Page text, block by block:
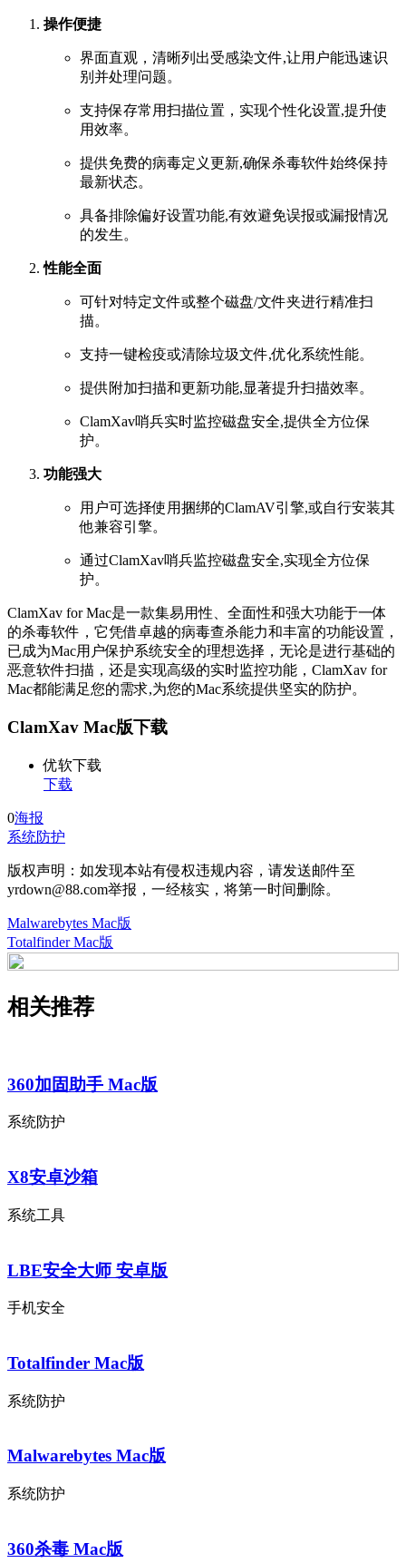
操作便捷
界面直观，清晰列出受感染文件,让用户能迅速识
别并处理问题。
支持保存常用扫描位置，实现个性化设置,提升使
用效率。
提供免费的病毒定义更新,确保杀毒软件始终保持
最新状态。
具备排除偏好设置功能,有效避免误报或漏报情况
的发生。
性能全面
可针对特定文件或整个磁盘/文件夹进行精准扫
描。
支持一键检疫或清除垃圾文件,优化系统性能。
提供附加扫描和更新功能,显著提升扫描效率。
ClamXav哨兵实时监控磁盘安全,提供全方位保
护。
功能强大
用户可选择使用捆绑的ClamAV引擎,或自行安装其
他兼容引擎。
通过ClamXav哨兵监控磁盘安全,实现全方位保
护。
ClamXav for Mac是一款集易用性、全面性和强大功能于一体
的杀毒软件，它凭借卓越的病毒查杀能力和丰富的功能设置，
已成为Mac用户保护系统安全的理想选择，无论是进行基础的
恶意软件扫描，还是实现高级的实时监控功能，ClamXav for
Mac都能满足您的需求,为您的Mac系统提供坚实的防护。
ClamXav Mac版下载
优软下载
下载
0海报
系统防护
版权声明：如发现本站有侵权违规内容，请发送邮件至
yrdown@88.com举报，一经核实，将第一时间删除。
Malwarebytes Mac版
Totalfinder Mac版
相关推荐
360加固助手 Mac版
系统防护
X8安卓沙箱
系统工具
LBE安全大师 安卓版
手机安全
Totalfinder Mac版
系统防护
Malwarebytes Mac版
系统防护
360杀毒 Mac版